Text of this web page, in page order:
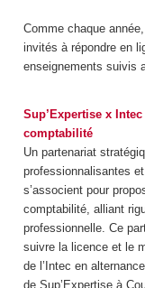
Comme chaque
invités à répondre en
enseignements suivis
Sup’Expertise x
comptabilité
Un partenariat
professionnalisantes
s’associent pour
comptabilité, alliant
professionnelle. Ce
suivre la licence et le
de l’Intec en alternance
de Sup’Expertise à